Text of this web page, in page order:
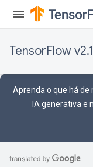
TensorFlow
Aprenda o que há
IA generativa e